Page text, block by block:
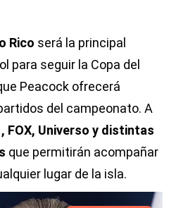
Rico será la principal
para seguir la Copa del
Peacock ofrecerá
del campeonato. A
FOX, Universo y distintas
que permitirán acompañar
lugar de la isla.